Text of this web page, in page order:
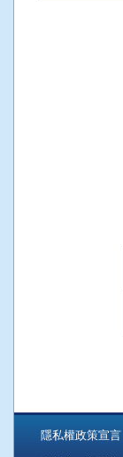
隱私權政策宣言